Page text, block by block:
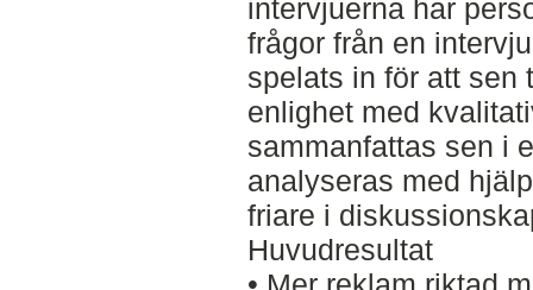
intervjuerna har
frågor från en
spelats in för att sen
enlighet med
sammanfattas sen i
analyseras med
friare i
Huvudresultat